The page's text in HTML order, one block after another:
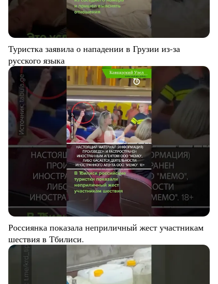
Туристка заявила о нападении в Грузии из-за
русского языка
Россиянка показала неприличный жест участникам
шествия в Тбилиси.